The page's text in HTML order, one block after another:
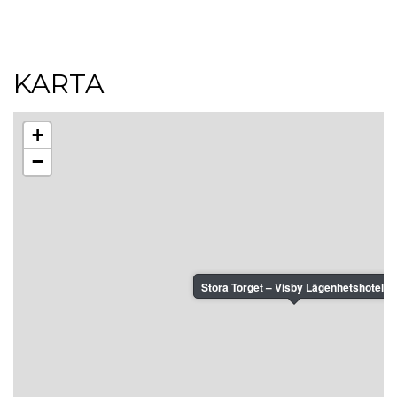
KARTA
Stora Torget – Visby Lägenhetshotell
+
−